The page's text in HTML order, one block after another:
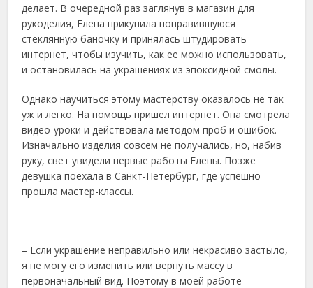
делает. В очередной раз заглянув в магазин для
рукоделия, Елена прикупила понравившуюся
стеклянную баночку и принялась штудировать
интернет, чтобы изучить, как ее можно использовать,
и остановилась на украшениях из эпоксидной смолы.
Однако научиться этому мастерству оказалось не так
уж и легко. На помощь пришел интернет. Она смотрела
видео-уроки и действовала методом проб и ошибок.
Изначально изделия совсем не получались, но, набив
руку, свет увидели первые работы Елены. Позже
девушка поехала в Санкт-Петербург, где успешно
прошла мастер-классы.
– Если украшение неправильно или некрасиво застыло,
я не могу его изменить или вернуть массу в
первоначальный вид. Поэтому в моей работе